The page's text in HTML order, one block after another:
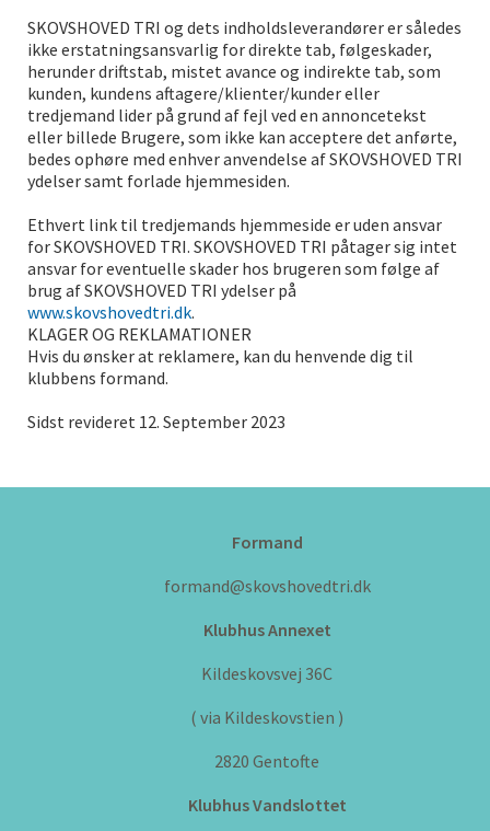
SKOVSHOVED TRI og dets indholdsleverandører er således
ikke erstatningsansvarlig for direkte tab, følgeskader,
herunder driftstab, mistet avance og indirekte tab, som
kunden, kundens aftagere/klienter/kunder eller
tredjemand lider på grund af fejl ved en annoncetekst
eller billede Brugere, som ikke kan acceptere det anførte,
bedes ophøre med enhver anvendelse af SKOVSHOVED TRI
ydelser samt forlade hjemmesiden.
Ethvert link til tredjemands hjemmeside er uden ansvar
for SKOVSHOVED TRI. SKOVSHOVED TRI påtager sig intet
ansvar for eventuelle skader hos brugeren som følge af
brug af SKOVSHOVED TRI ydelser på
www.skovshovedtri.dk.
KLAGER OG REKLAMATIONER
Hvis du ønsker at reklamere, kan du henvende dig til
klubbens formand.
Sidst revideret 12. September 2023
Formand
formand@skovshovedtri.dk
Klubhus Annexet
Kildeskovsvej 36C
( via Kildeskovstien )
2820 Gentofte
Klubhus Vandslottet